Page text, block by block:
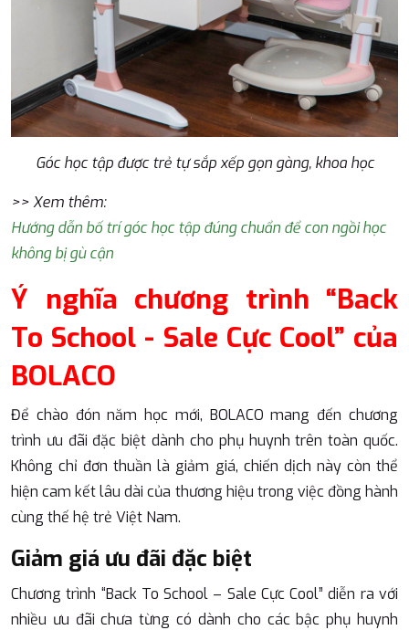
Góc học tập được trẻ tự sắp xếp gọn gàng, khoa học
>> Xem thêm:
Hướng dẫn bố trí góc học tập đúng chuẩn để con ngồi học
không bị gù cận
Ý nghĩa chương trình “Back
To School - Sale Cực Cool” của
BOLACO
Để chào đón năm học mới, BOLACO mang đến chương
trình ưu đãi đặc biệt dành cho phụ huynh trên toàn quốc.
Không chỉ đơn thuần là giảm giá, chiến dịch này còn thể
hiện cam kết lâu dài của thương hiệu trong việc đồng hành
cùng thế hệ trẻ Việt Nam.
Giảm giá ưu đãi đặc biệt
Chương trình “Back To School – Sale Cực Cool” diễn ra với
nhiều ưu đãi chưa từng có dành cho các bậc phụ huynh